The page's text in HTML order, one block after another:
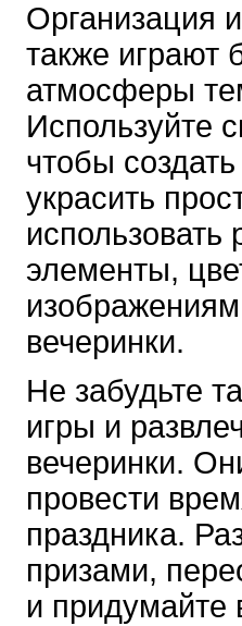
Организация
также играют
атмосферы
Используйте
чтобы
украсить
элементы,
вечеринки.
Не забудьте
игры и
вечеринки.
провести
праздника.
призами,
и придумайте